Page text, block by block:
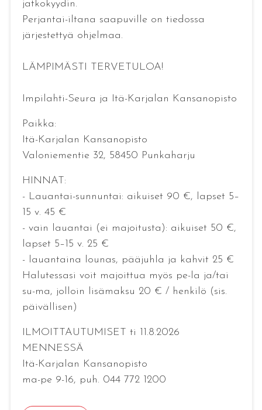
jatkokyydin.
Perjantai-iltana saapuville on tiedossa
järjestettyä ohjelmaa.
LÄMPIMÄSTI TERVETULOA!
Impilahti-Seura ja Itä-Karjalan Kansanopisto
Paikka:
Itä-Karjalan Kansanopisto
Valoniementie 32, 58450 Punkaharju
HINNAT:
- Lauantai-sunnuntai: aikuiset 90 €, lapset 5–
15 v. 45 €
- vain lauantai (ei majoitusta): aikuiset 50 €,
lapset 5–15 v. 25 €
- lauantaina lounas, pääjuhla ja kahvit 25 €
Halutessasi voit majoittua myös pe-la ja/tai
su-ma, jolloin lisämaksu 20 € / henkilö (sis.
päivällisen)
ILMOITTAUTUMISET ti 11.8.2026
MENNESSÄ
Itä-Karjalan Kansanopisto
ma-pe 9-16, puh. 044 772 1200